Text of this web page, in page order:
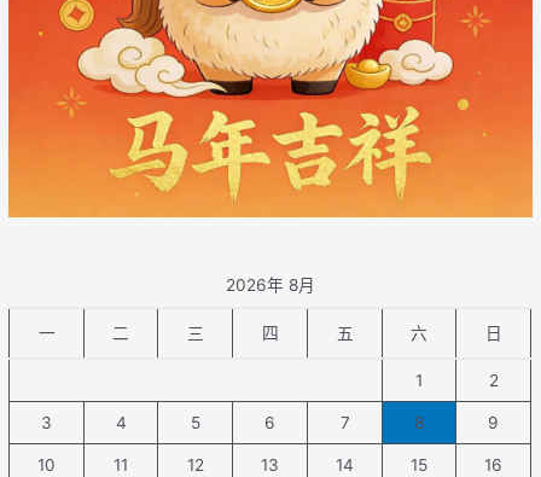
2026年 8月
一 二 三 四 五 六 日
1 2
3 4 5 6 7 8 9
10 11 12 13 14 15 16